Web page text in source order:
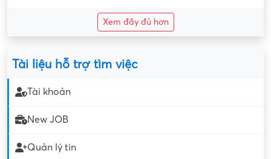
Xem đầy đủ hơn
Tài liệu hỗ trợ tìm việc
Tài khoản
New JOB
Quản lý tin